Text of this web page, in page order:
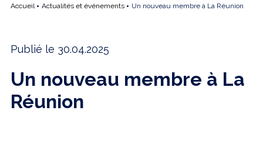
Accueil Actualités et événements Un nouveau membre à La Réunion
Publié le 30.04.2025
Un nouveau membre à La
Réunion